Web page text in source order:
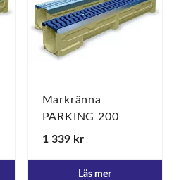
Markränna
PARKING 200
Spaltgaller gjutjärn
1 339 kr
Läs mer